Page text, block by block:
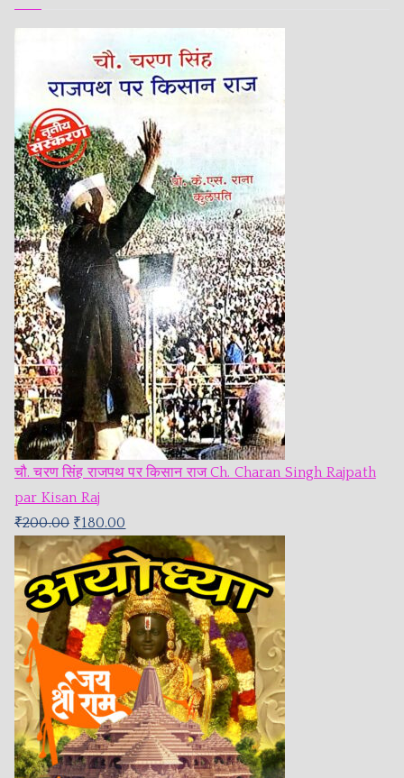
चौ. चरण सिंह राजपथ पर किसान राज Ch. Charan Singh Rajpath
par Kisan Raj
₹200.00 ₹180.00